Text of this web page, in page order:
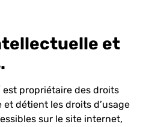
et
est propriétaire des droits
détient les droits d’usage
sur le site internet,